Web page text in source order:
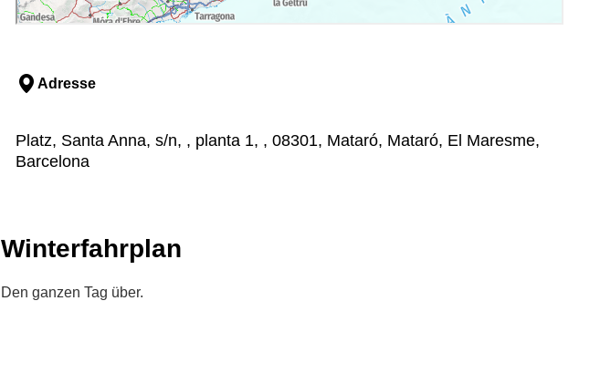
Adresse
Platz, Santa Anna, s/n, , planta 1, , 08301, Mataró, Mataró, El Maresme,
Barcelona
Winterfahrplan
Den ganzen Tag über.